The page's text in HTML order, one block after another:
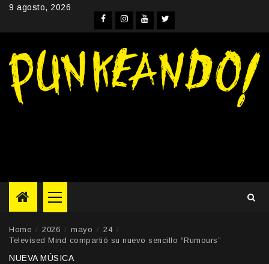
Skip9 agosto, 2026
Facebook
Instagram
YouTube
Twitter
Primary
Menu
Home 2026 mayo
24
Televised Mind compartió su nuevo sencillo “Rumours”
NUEVA MÚSICA